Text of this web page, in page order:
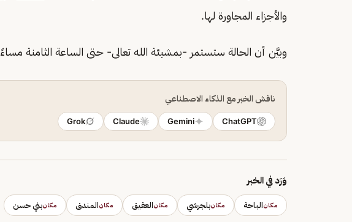
والأجزاء المجاورة لها.
وبيَّن أن الحالة ستستمر -بمشيئة الله تعالى- حتى الساعة الثامنة مساءً
ناقش الخبر مع الذكاء الاصطناعي
ChatGPT
Gemini
Claude
Grok
وَرَد في الخبر
مكانالباحة مكانبلجرشي مكانالعقيق مكانالمندق مكانبني حسن